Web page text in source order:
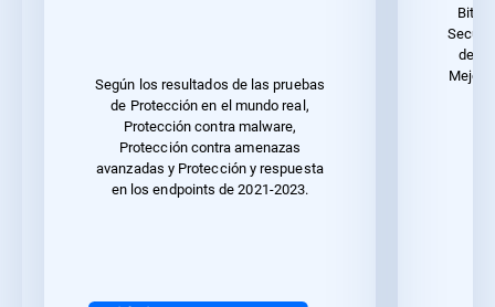
Según los resultados de las pruebas
de Protección en el mundo real,
Protección contra malware,
Protección contra amenazas
avanzadas y Protección y respuesta
en los endpoints de 2021-2023.
de
Mejor